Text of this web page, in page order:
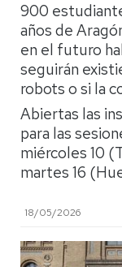
900
años de
en el futuro
seguirán
robots o si la
Abiertas las
para las
miércoles 10
martes 16
18/05/2026